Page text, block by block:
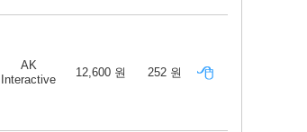
AK
Interactive
12,600 원 252 원